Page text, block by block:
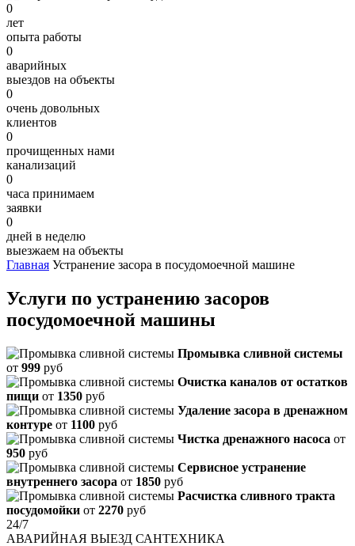
0
лет
опыта работы
0
аварийных
выездов на объекты
0
очень довольных
клиентов
0
прочищенных нами
канализаций
0
часа принимаем
заявки
0
дней в неделю
выезжаем на объекты
Главная Устранение засора в посудомоечной машине
Услуги по устранению засоров
посудомоечной машины
Промывка сливной системы
от 999 руб
Очистка каналов от остатков
пищи от 1350 руб
Удаление засора в дренажном
контуре от 1100 руб
Чистка дренажного насоса от
950 руб
Сервисное устранение
внутреннего засора от 1850 руб
Расчистка сливного тракта
посудомойки от 2270 руб
24/7
АВАРИЙНАЯ ВЫЕЗД САНТЕХНИКА